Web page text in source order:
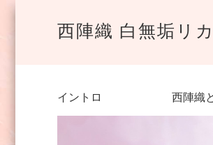
西陣織 白無垢リ
イントロ 西陣織